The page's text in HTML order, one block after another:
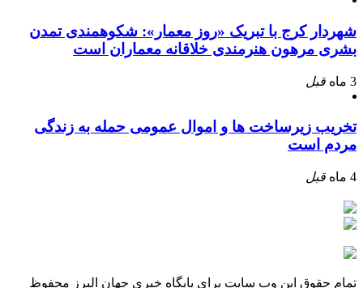
شهردار کرج با تبریک «روز معمار»: شکوهمندی تمدن
بشری مرهون هنرمندی خلاقانه معماران است
3 ماه قبل
تخریب زیرساخت ها و اموال عمومی حمله به زندگی
مردم است
4 ماه قبل
تمام حقوق این وب سایت برای پایگاه خبری جهان البرز محفوظ